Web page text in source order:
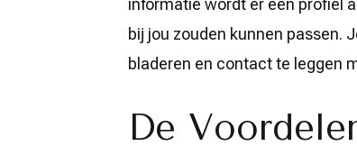
informatie wordt er een profiel
bij jou zouden kunnen passen.
bladeren en contact te leggen
De